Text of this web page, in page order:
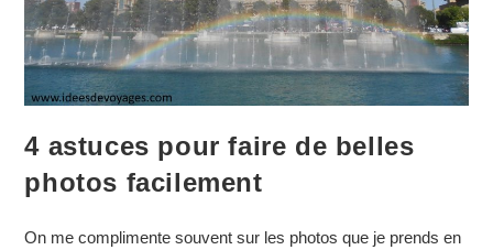
4 astuces pour faire de belles
photos facilement
On me complimente souvent sur les photos que je prends en